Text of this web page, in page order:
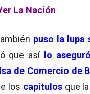
La Nación
puso la lupa
que asílo
de Comercio de
los capítulosque